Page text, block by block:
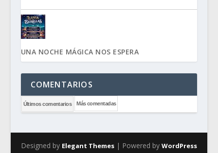
UNA NOCHE MÁGICA NOS ESPERA
COMENTARIOS
Últimos comentarios Más comentadas
Designed by Elegant Themes| Powered by WordPress